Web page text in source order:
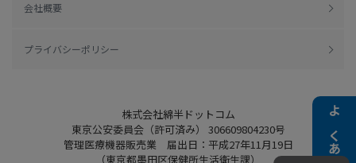
会社概要
プライバシーポリシー
株式会社綿半ドットコム
東京公安委員会（許可済み） 306609804230号
管理医療機器販売業 届出日：平成27年11月19日
（東京都墨田区保健所生活衛生課）